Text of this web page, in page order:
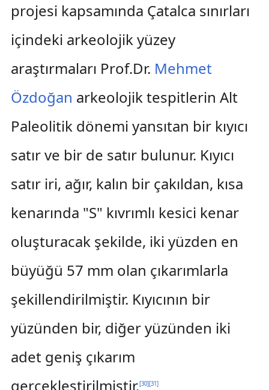
projesi kapsamında Çatalca sınırları
içindeki arkeolojik yüzey
araştırmaları Prof.Dr. Mehmet
Özdoğan arkeolojik tespitlerin Alt
Paleolitik dönemi yansıtan bir kıyıcı
satır ve bir de satır bulunur. Kıyıcı
satır iri, ağır, kalın bir çakıldan, kısa
kenarında "S" kıvrımlı kesici kenar
oluşturacak şekilde, iki yüzden en
büyüğü 57 mm olan çıkarımlarla
şekillendirilmiştir. Kıyıcının bir
yüzünden bir, diğer yüzünden iki
adet geniş çıkarım
gerçekleştirilmiştir.[30][31]